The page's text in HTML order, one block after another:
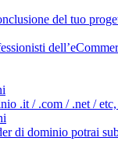
del tuo
.it / .com / .net /
di dominio potrai